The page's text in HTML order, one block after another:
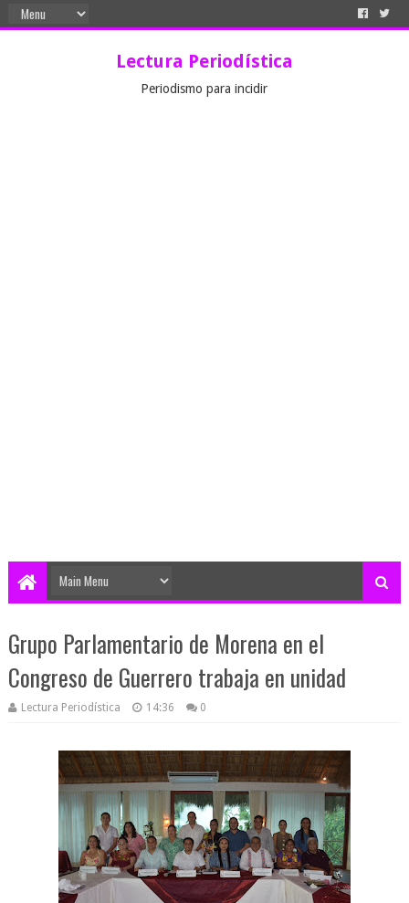
Lectura Periodística
Periodismo para incidir
Grupo Parlamentario de Morena en el
Congreso de Guerrero trabaja en unidad
Lectura Periodística 14:36 0